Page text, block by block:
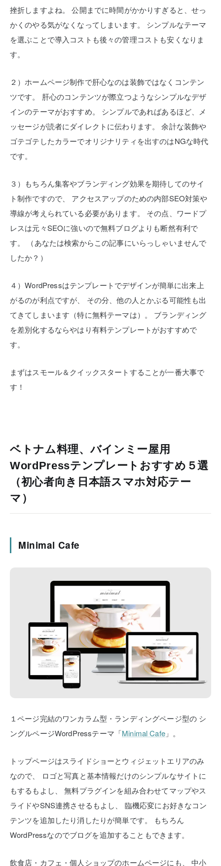
挫折しますよね。
公開までに時間がかかりすぎると、せっ
かくのやる気がなくなってしまいます。
シンプルなテーマ
を選ぶことで導入コストも後々の管理コストも安くなりま
す。
２）ホームページ制作で肝心なのは装飾ではなくコンテン
ツです。
肝心のコンテンツが際立つようなシンプルなデザ
インのテーマがおすすめ。
シンプルであればあるほど、メ
ッセージが読者にダイレクトに伝わります。
余計な装飾や
ゴテゴテしたカラーでオリジナリティを出すのはNGな時代
です。
３）もちろん集客やブランディング効果を期待してのサイ
ト制作ですので、
アクセスアップのための内部SEO対策や
導線が考えられている必要があります。
その点、ワードプ
レスは元々SEOに強いので無料ブログよりも断然有利で
す。
（あなたは検索からこの記事にいらっしゃいませんで
したか？）
４）WordPressはテンプレートでデザインが簡単に出来上
がるのが利点ですが、
その分、他の人とかぶる可能性も出
てきてしまいます（特に無料テーマは）。
ブランディング
を差別化するならやはり有料テンプレートがおすすめで
す。
まずはスモール＆クイックスタートすることが一番大事で
す！
ベトナム料理、バインミー屋用
WordPressテンプレートおすすめ５選
（初心者向き日本語スマホ対応テー
マ）
Minimal Cafe
１ページ完結のワンカラム型・ランディングページ型の シ
ングルページWordPressテーマ「Minimal Cafe」。
トップページはスライドショーとウィジェットエリアのみ
なので、
ロゴと写真と基本情報だけのシンプルなサイトに
もするもよし、
無料プラグインを組み合わせてマップやス
ライドやSNS連携させるもよし、
臨機応変にお好きなコン
テンツを追加したり消したりが簡単です。
もちろん
WordPressなのでブログを追加することもできます。
飲食店・カフェ・個人ショップのホームページにも、 中小